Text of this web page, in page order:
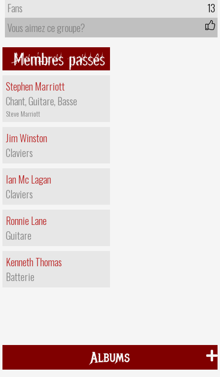
Fans
13
Vous aimez ce groupe?
Membres passés
Stephen Marriott
Chant, Guitare, Basse
Steve Marriott
Jim Winston
Claviers
Ian Mc Lagan
Claviers
Ronnie Lane
Guitare
Kenneth Thomas
Batterie
Albums